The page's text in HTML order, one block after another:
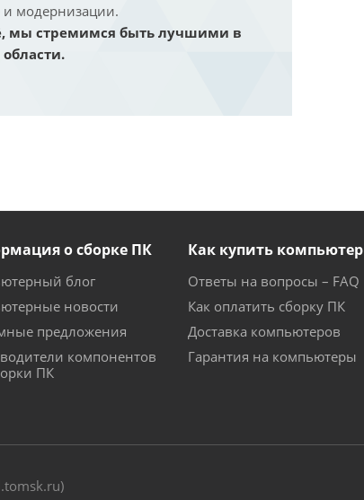
и модернизации.
мы стремимся быть лучшими в
о сборке ПК
блог
новости
предложения
компонентов
ПК
Как купить компьютер
Ответы на вопросы – FAQ
Как оплатить сборку ПК
Доставка компьютеров
Гарантия на компьютеры